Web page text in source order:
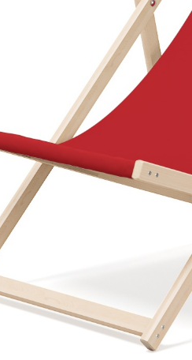
Κλικ για μεγέθυνση